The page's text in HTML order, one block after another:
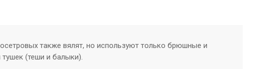
также вялят, но используют только брюшные и
тушек (теши и балыки).